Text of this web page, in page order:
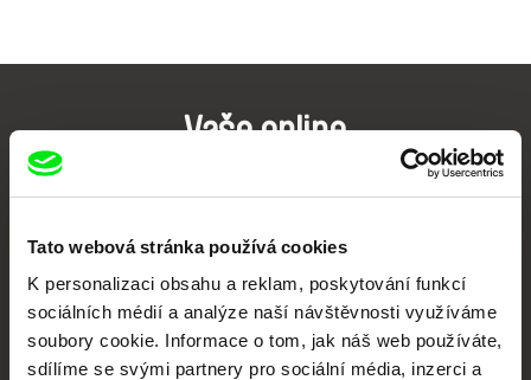
Tato webová stránka používá cookies
K personalizaci obsahu a reklam, poskytování funkcí
sociálních médií a analýze naší návštěvnosti využíváme
soubory cookie. Informace o tom, jak náš web používáte,
sdílíme se svými partnery pro sociální média, inzerci a
Vaše online
každý týden
Portál DAFilms.cz je výsledkem tvůrčí spolupráce 7 klíčových evropských
festivalů dokumentárního filmu sdružených do Doc Alliance. Naším cílem je
posouvat hranice dokumentárního filmu, propagovat jeho rozmanitost a